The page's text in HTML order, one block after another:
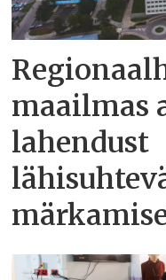
maailmas
lahendust